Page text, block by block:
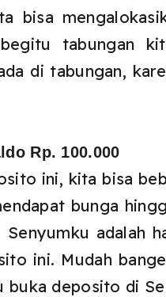
bisa
tabungan
di tabungan,
Rp. 100.000
ini, kita bisa
bunga
adalah
ini. Mudah
buka deposito di